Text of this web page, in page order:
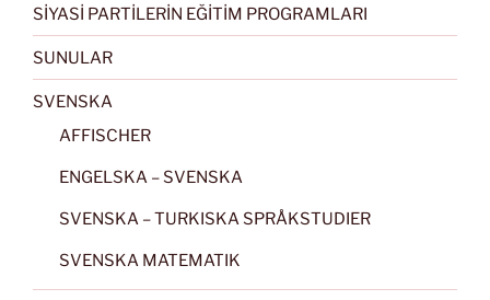
SİYASİ PARTİLERİN EĞİTİM PROGRAMLARI
SUNULAR
SVENSKA
AFFISCHER
ENGELSKA – SVENSKA
SVENSKA – TURKISKA SPRÅKSTUDIER
SVENSKA MATEMATIK